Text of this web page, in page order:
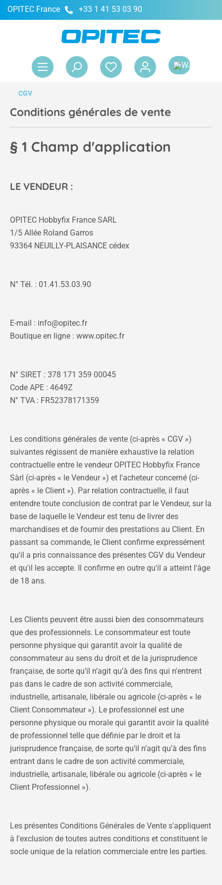
principal
OPITEC France +33 1 41 53 03 90
CGV
Conditions générales de vente
§ 1 Champ d'application
LE VENDEUR :
OPITEC Hobbyfix France SARL
1/5 Allée Roland Garros
93364 NEUILLY-PLAISANCE cédex
N° Tél. : 01.41.53.03.90
E-mail : info@opitec.fr
Boutique en ligne : www.opitec.fr
N° SIRET : 378 171 359 00045
Code APE : 4649Z
N° TVA : FR52378171359
Les conditions générales de vente (ci-après « CGV »)
suivantes régissent de manière exhaustive la relation
contractuelle entre le vendeur OPITEC Hobbyfix France
Sàrl (ci-après « le Vendeur ») et l'acheteur concerné (ci-
après « le Client »). Par relation contractuelle, il faut
entendre toute conclusion de contrat par le Vendeur, sur la
base de laquelle le Vendeur est tenu de livrer des
marchandises et de fournir des prestations au Client. En
passant sa commande, le Client confirme expressément
qu'il a pris connaissance des présentes CGV du Vendeur
et qu'il les accepte. Il confirme en outre qu'il a atteint l'âge
de 18 ans.
Les Clients peuvent être aussi bien des consommateurs
que des professionnels. Le consommateur est toute
personne physique qui garantit avoir la qualité de
consommateur au sens du droit et de la jurisprudence
française, de sorte qu’il n’agit qu’à des fins qui n'entrent
pas dans le cadre de son activité commerciale,
industrielle, artisanale, libérale ou agricole (ci-après « le
Client Consommateur »). Le professionnel est une
personne physique ou morale qui garantit avoir la qualité
de professionnel telle que définie par le droit et la
jurisprudence française, de sorte qu’il n’agit qu’à des fins
entrant dans le cadre de son activité commerciale,
industrielle, artisanale, libérale ou agricole (ci-après « le
Client Professionnel »).
Les présentes Conditions Générales de Vente s'appliquent
à l'exclusion de toutes autres conditions et constituent le
socle unique de la relation commerciale entre les parties.